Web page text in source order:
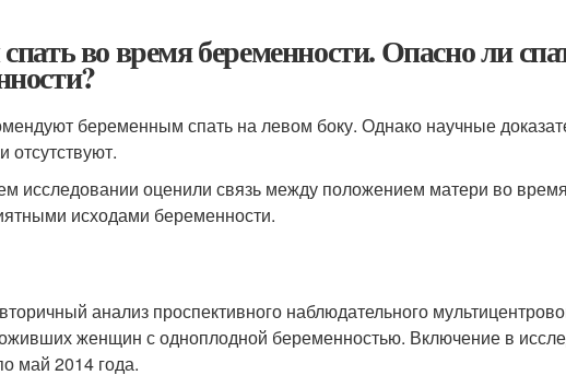
во время беременности. Опасно ли
беременным спать на левом боку. Однако научные
отсутствуют.
исследовании оценили связь между положением матери во
исходами беременности.
анализ проспективного наблюдательного
женщин с одноплодной беременностью. Включение в
май 2014 года.